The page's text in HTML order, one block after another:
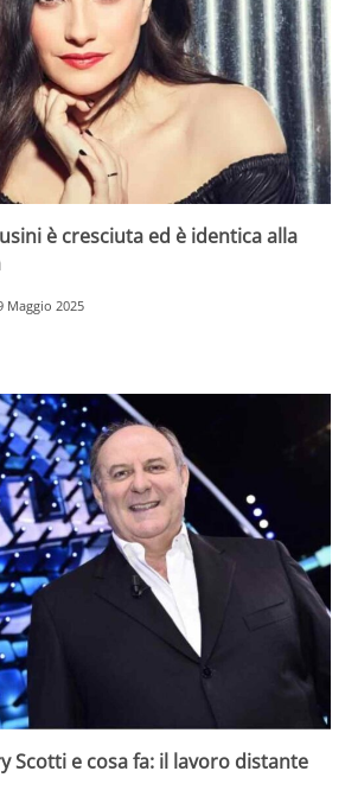
è cresciuta ed è identica alla
Maggio 2025
Scotti e cosa fa: il lavoro distante